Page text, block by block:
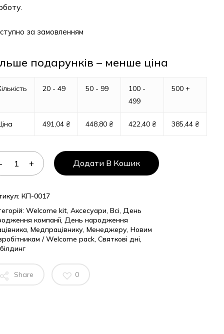
за замовленням
подарунків – менше ціна
20 - 49 50 - 99
100 -
499
500 +
491,04 ₴ 448,80 ₴ 422,40 ₴ 385,44 ₴
Додати В Кошик
КП-0017
Welcome kit, Аксесуари, Всі, День
компанії, День народження
, Медпрацівнику, Менеджеру, Новим
/ Welcome pack, Святкові дні,
Share 0